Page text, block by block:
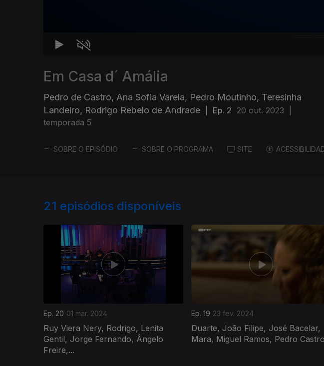
Em Casa d´ Amália
Pedro de Castro, Ana Sofia Varela, Pedro Moutinho, Teresinha
Landeiro, Rodrigo Rebelo de Andrade
Ep. 2 20 out. 2023
temporada 5
SOBRE O EPISÓDIO SOBRE O PROGRAMA SITE
21 episódios disponíveis
Ep. 20 01 mar. 2024
Ruy Viera Nery, Rodrigo, Lenita
Gentil, Jorge Fernando, Ângelo
Freire,...
Ep. 19 23 fev. 2024
Duarte, João Filipe, José Bacelar,
Mara, Miguel Ramos, Pedro Castro